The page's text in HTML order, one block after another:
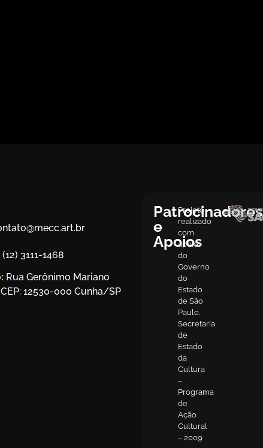
(12) 3111-1468
Rua Gerônimo Mariano
12530-000 Cunha/SP
Patrocinadores
e
Apoios
Projeto
realizado
com
apoio
do
Governo
do
Estado
de São
Paulo.
Secretaria
de
Estado
da
Cultura
–
Programa
de
Ação
Cultural
– 2009